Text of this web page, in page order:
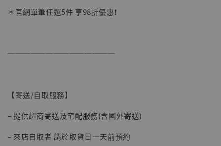
＊官網單筆任選5件 享98折優惠❗️
──────────────
【寄送/自取服務】
– 提供超商寄送及宅配服務(含國外寄送)
– 來店自取者 請於取貨日一天前預約